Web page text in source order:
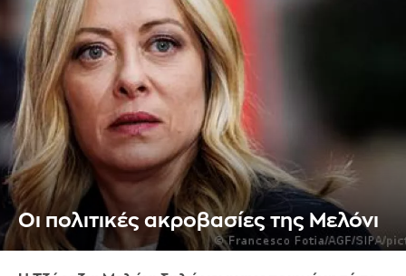
Οι πολιτικές ακροβασίες της Μελόνι